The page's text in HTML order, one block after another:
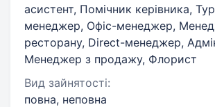
асистент, Помічник керівника,
менеджер, Офіс-менеджер,
ресторану, Direct-менеджер,
Менеджер з продажу, Флорист
Вид зайнятості:
повна, неповна